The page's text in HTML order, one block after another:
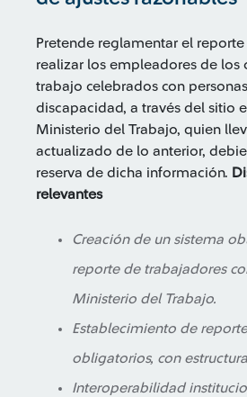
Pretende reglamentar el
realizar los empleadores de los
trabajo celebrados con
discapacidad, a través del sitio
Ministerio del Trabajo, quien
actualizado de lo anterior,
reserva de dicha información.
relevantes
Creación de un sistema
reporte de trabajadores
Ministerio del Trabajo.
Establecimiento de
obligatorios, con
Interoperabilidad